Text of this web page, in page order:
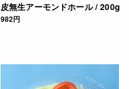
皮無生アーモンドホール / 200g
982円